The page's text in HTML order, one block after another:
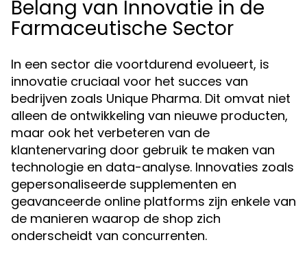
Belang van Innovatie in de
Farmaceutische Sector
In een sector die voortdurend evolueert, is
innovatie cruciaal voor het succes van
bedrijven zoals Unique Pharma. Dit omvat niet
alleen de ontwikkeling van nieuwe producten,
maar ook het verbeteren van de
klantenervaring door gebruik te maken van
technologie en data-analyse. Innovaties zoals
gepersonaliseerde supplementen en
geavanceerde online platforms zijn enkele van
de manieren waarop de shop zich
onderscheidt van concurrenten.